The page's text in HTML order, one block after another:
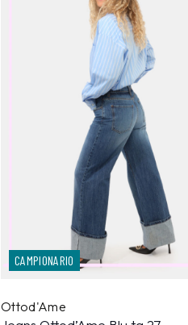
CAMPIONARIO
Ottod'Ame